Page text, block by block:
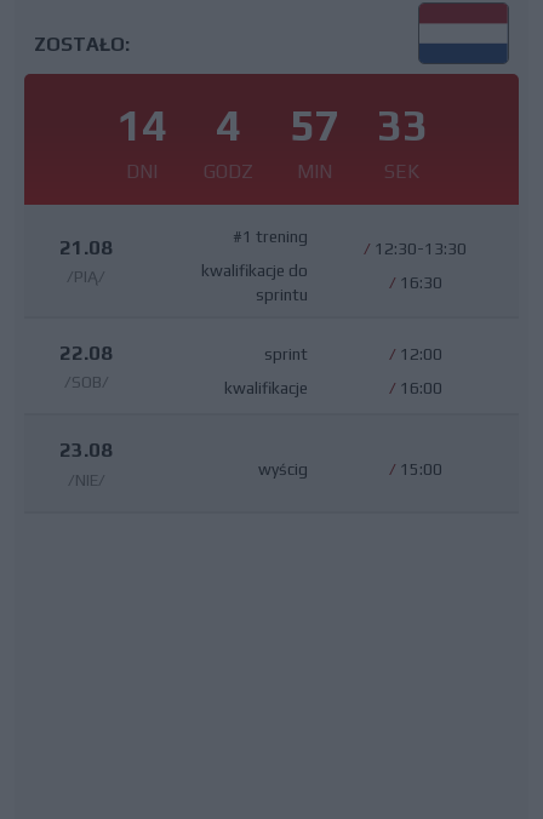
ZOSTAŁO:
14
DNI
4
GODZ
57
MIN
32
SEK
21.08
/PIĄ/
#1 trening
kwalifikacje do
sprintu
/ 12:30-13:30
/ 16:30
22.08
/SOB/
sprint
kwalifikacje
/ 12:00
/ 16:00
23.08
/NIE/
wyścig / 15:00